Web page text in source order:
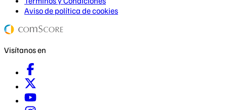
Aviso de política de cookies
Visítanos en